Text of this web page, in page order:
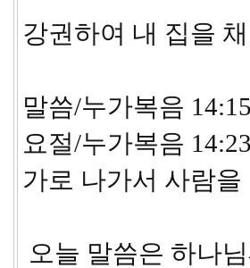
강권하여 내 집을
말씀/누가복음
요절/누가복음
가로 나가서 사람
오늘 말씀은 하나